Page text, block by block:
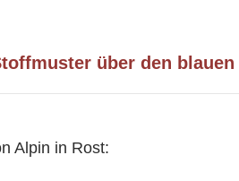
über den
Alpin in Rost: